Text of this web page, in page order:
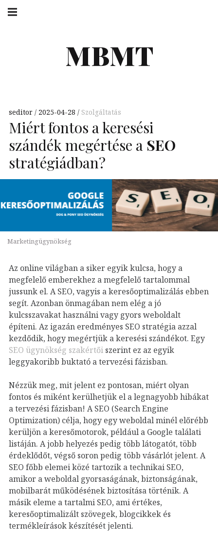
Skip
MBMT
navigation
seditor 2025-04-28 Szolgáltatás
Miért fontos a keresési
szándék megértése a SEO
stratégiádban?
Marketingügynökség
Az online világban a siker egyik kulcsa, hogy a
megfelelő emberekhez a megfelelő tartalommal
jussunk el. A SEO, vagyis a keresőoptimalizálás ebben
segít. Azonban önmagában nem elég a jó
kulcsszavakat használni vagy gyors weboldalt
építeni. Az igazán eredményes SEO stratégia azzal
kezdődik, hogy megértjük a keresési szándékot. Egy
SEO ügynökség szakértői szerint ez az egyik
leggyakoribb buktató a tervezési fázisban.
Nézzük meg, mit jelent ez pontosan, miért olyan
fontos és miként kerülhetjük el a legnagyobb hibákat
a tervezési fázisban! A SEO (Search Engine
Optimization) célja, hogy egy weboldal minél előrébb
kerüljön a keresőmotorok, például a Google találati
listáján. A jobb helyezés pedig több látogatót, több
érdeklődőt, végső soron pedig több vásárlót jelent. A
SEO főbb elemei közé tartozik a technikai SEO,
amikor a weboldal gyorsaságának, biztonságának,
mobilbarát működésének biztosítása történik. A
másik eleme a tartalmi SEO, ami értékes,
keresőoptimalizált szövegek, blogcikkek és
termékleírások készítését jelenti.